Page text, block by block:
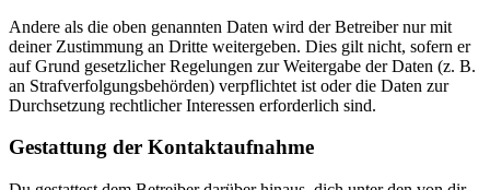
Andere als die oben genannten Daten wird der Betreiber nur mit
deiner Zustimmung an Dritte weitergeben. Dies gilt nicht, sofern er
auf Grund gesetzlicher Regelungen zur Weitergabe der Daten (z. B.
an Strafverfolgungsbehörden) verpflichtet ist oder die Daten zur
Durchsetzung rechtlicher Interessen erforderlich sind.
Gestattung der Kontaktaufnahme